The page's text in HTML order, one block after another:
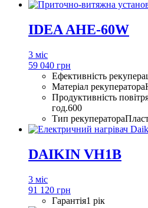
IDEA AHE-60W
3 міс
59 040 грн
Ефективність
Матеріал рекуператора
Продуктивність
год.600
Тип рекуператора
DAIKIN VH1B
3 міс
91 120 грн
Гарантія1 рік